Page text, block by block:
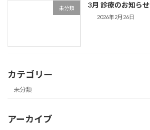
未分類 3月 診療のお知らせ
2026年2月26日
カテゴリー
未分類
アーカイブ